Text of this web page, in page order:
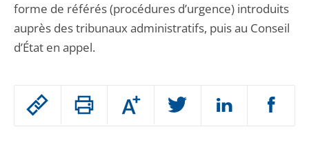
Passer
Augmenter
ou
forme de référés (procédures d’urgence) introduits
auprès des tribunaux administratifs, puis au Conseil
d’État en appel.